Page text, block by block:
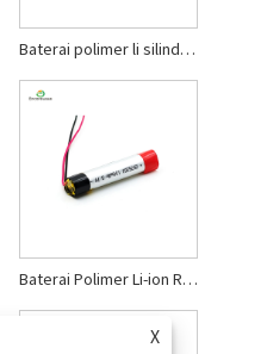
Baterai polimer li silindris 3.7V
Baterai Polimer Li-ion Rokok Elektrik UL
X